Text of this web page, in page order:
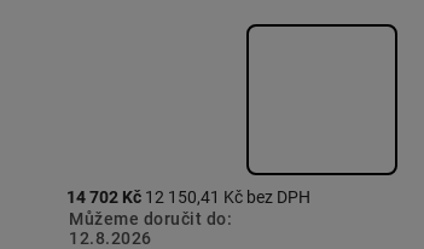
14 702 Kč 12 150,41 Kč bez DPH
Můžeme doručit do:
12.8.2026